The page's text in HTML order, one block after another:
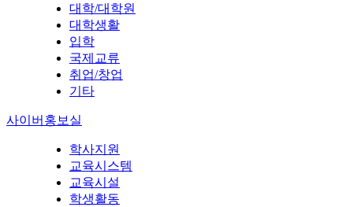
대학/대학원
대학생활
입학
국제교류
취업/창업
기타
사이버홍보실
학사지원
교육시스템
교육시설
학생활동